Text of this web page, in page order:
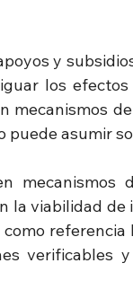
y
los efectos
mecanismos
puede asumir
mecanismos
la viabilidad
referencia
verificables